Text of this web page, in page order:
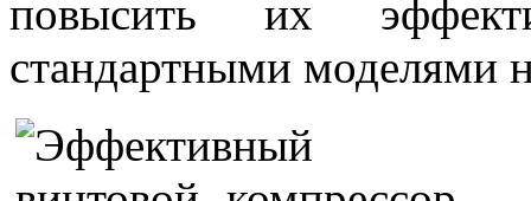
повысить их
стандартными моделями